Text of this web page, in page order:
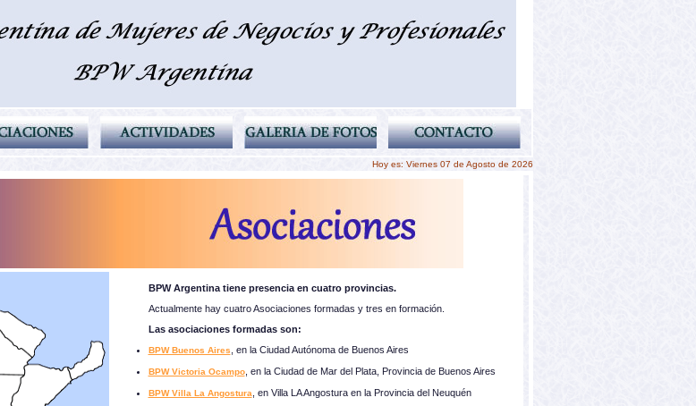
Hoy es: Viernes 07 de Agosto de 2026
BPW Argentina tiene presencia en cuatro provincias.
Actualmente hay cuatro Asociaciones formadas y tres en formación.
Las asociaciones formadas son:
BPW Buenos Aires , en la Ciudad Autónoma de Buenos Aires
BPW Victoria Ocampo, en la Ciudad de Mar del Plata, Provincia de Buenos Aires
BPW Villa La Angostura , en Villa LA Angostura en la Provincia del Neuquén